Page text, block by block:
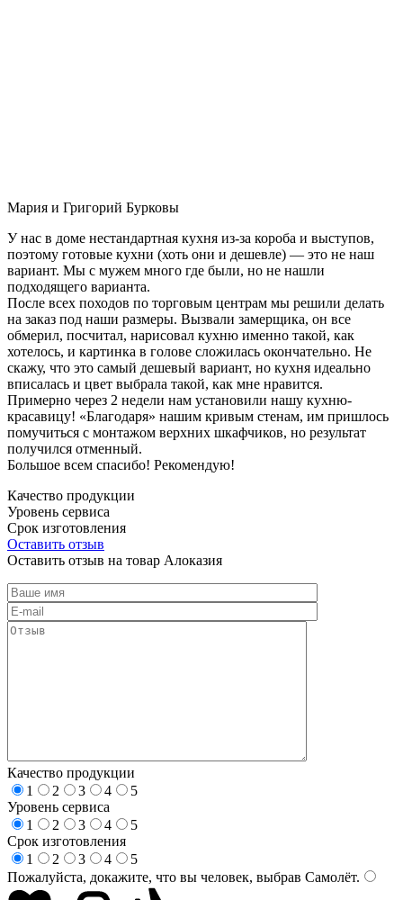
Мария и Григорий Бурковы
У нас в доме нестандартная кухня из-за короба и выступов,
поэтому готовые кухни (хоть они и дешевле) — это не наш
вариант. Мы с мужем много где были, но не нашли
подходящего варианта.
После всех походов по торговым центрам мы решили делать
на заказ под наши размеры. Вызвали замерщика, он все
обмерил, посчитал, нарисовал кухню именно такой, как
хотелось, и картинка в голове сложилась окончательно. Не
скажу, что это самый дешевый вариант, но кухня идеально
вписалась и цвет выбрала такой, как мне нравится.
Примерно через 2 недели нам установили нашу кухню-
красавицу! «Благодаря» нашим кривым стенам, им пришлось
помучиться с монтажом верхних шкафчиков, но результат
получился отменный.
Большое всем спасибо! Рекомендую!
Качество продукции
Уровень сервиса
Срок изготовления
Оставить отзыв
Оставить отзыв на товар Алоказия
Качество продукции
1
2 3 4
5
Уровень сервиса
1
2 3 4
5
Срок изготовления
1
2 3 4
5
Пожалуйста, докажите, что вы человек, выбрав Самолёт.